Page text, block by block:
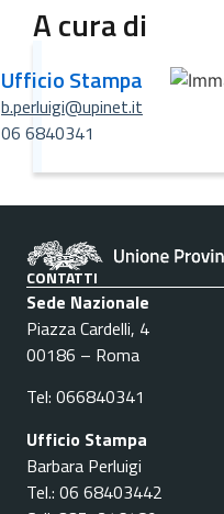
A cura di
Ufficio Stampa
b.perluigi@upinet.it
06 6840341
CONTATTI
Sede Nazionale
Piazza Cardelli, 4
00186 – Roma
Tel: 066840341
Ufficio Stampa
Barbara Perluigi
Tel.: 06 68403442